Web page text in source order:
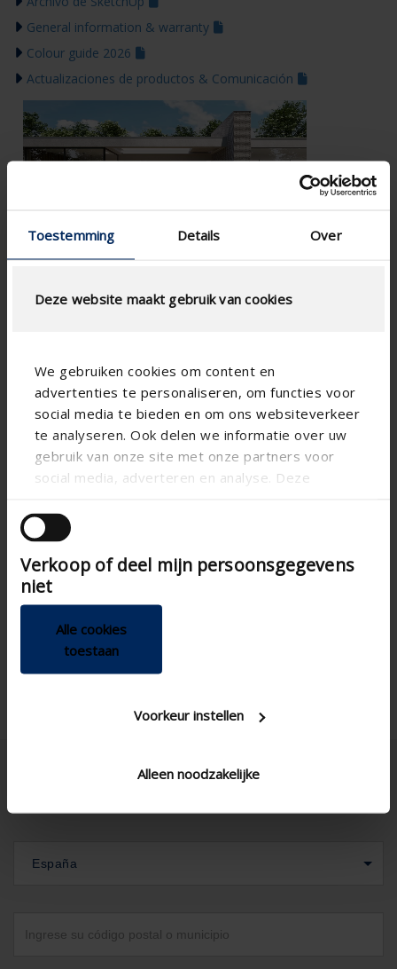
Toestemming Details Over
Deze website maakt gebruik van cookies
We gebruiken cookies om content en
advertenties te personaliseren, om functies voor
social media te bieden en om ons websiteverkeer
te analyseren. Ook delen we informatie over uw
gebruik van onze site met onze partners voor
social media, adverteren en analyse. Deze
andere informatie die u aan ze heeft verstrekt of
die ze hebben verzameld op basis van uw gebruik
van hun services.
Verkoop of deel mijn persoonsgegevens
niet
Alle cookies
toestaan
Voorkeur instellen
Alleen noodzakelijke
General information & warranty
Colour guide 2026
Actualizaciones de productos & Comunicación

España